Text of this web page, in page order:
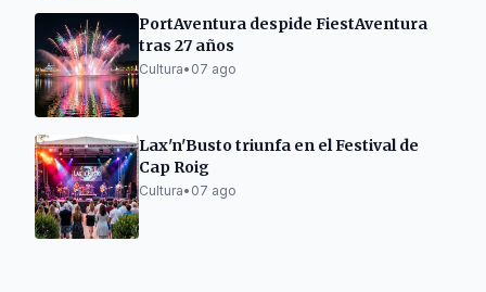
PortAventura despide FiestAventura
tras 27 años
Cultura• 07 ago
Lax'n'Busto triunfa en el Festival de
Cap Roig
Cultura• 07 ago